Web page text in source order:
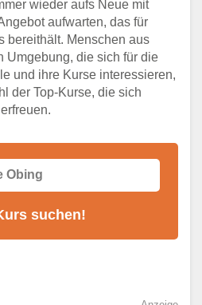
und
der Volkshochschule Obing
Angebote zum
wieder aufs Neue mit
aufwarten, das für
bereithält. Menschen aus
Umgebung, die sich für die
und ihre Kurse interessieren,
der Top-Kurse, die sich